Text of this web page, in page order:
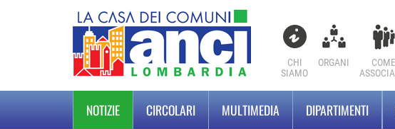
CHI
SIAMO
ORGANI
COME
NOTIZIE CIRCOLARI MULTIMEDIA DIPARTIMENTI